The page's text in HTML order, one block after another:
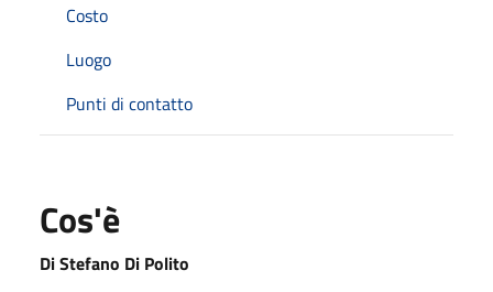
Costo
Luogo
Punti di contatto
Cos'è
Di Stefano Di Polito